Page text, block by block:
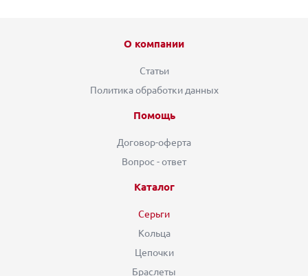
О компании
Статьи
Политика обработки данных
Помощь
Договор-оферта
Вопрос - ответ
Каталог
Серьги
Кольца
Цепочки
Браслеты